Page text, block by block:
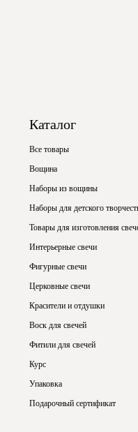
Каталог
Все товары
Вощина
Наборы из вощины
Наборы для детского
Товары для изготовления
Интерьерные свечи
Фигурные свечи
Церковные свечи
Красители и отдушки
Воск для свечей
Фитили для свечей
Курс
Упаковка
Подарочный сертификат